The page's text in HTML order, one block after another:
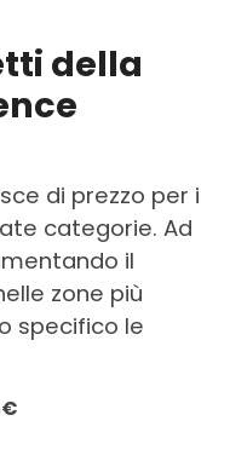
della
di prezzo per i
categorie. Ad
il
zone più
specifico le